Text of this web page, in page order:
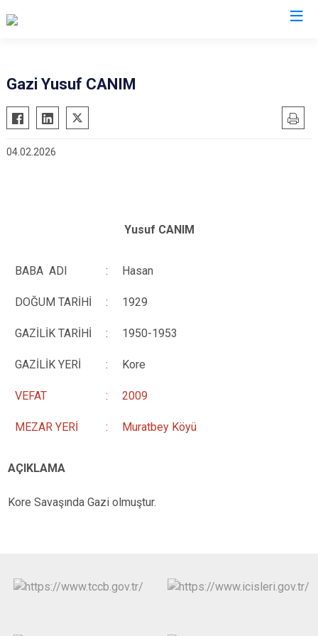
Cumayeri
Akçakoca
Çilimli
Gazi Yusuf CANIM
04.02.2026
Yusuf CANIM
BABA ADI : Hasan
DOĞUM TARİHİ : 1929
GAZİLİK TARİHİ : 1950-1953
GAZİLİK YERİ : Kore
VEFAT : 2009
MEZAR YERİ : Muratbey Köyü
AÇIKLAMA
Kore Savaşında Gazi olmuştur.